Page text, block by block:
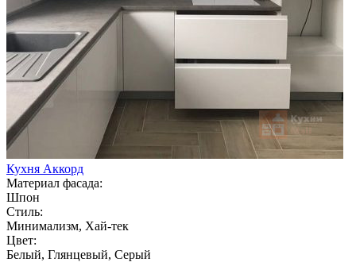
Кухня Аккорд
Материал фасада:
Шпон
Стиль:
Минимализм, Хай-тек
Цвет:
Белый, Глянцевый, Серый